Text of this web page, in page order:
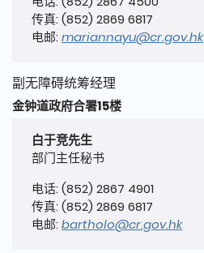
传真: (852) 2869 6817
电邮: mariannayu@cr.gov.hk
副无障碍统筹经理
金钟道政府合署15楼
白于竞先生
部门主任秘书
电话: (852) 2867 4901
传真: (852) 2869 6817
电邮: bartholo@cr.gov.hk